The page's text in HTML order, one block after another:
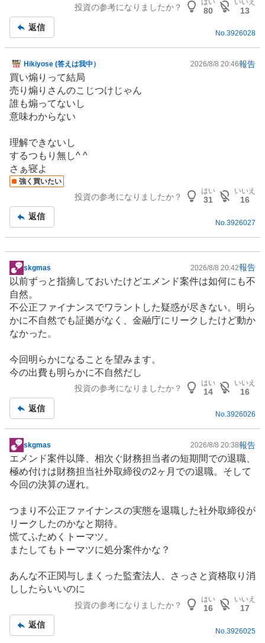
投資の参考になりましたか？ 80
13
返信
No.3926028
掲
示
板
記
事
Hikiyose (答えは我中） 2026/8/8 20:46報告
買い煽りって結局
売り煽りさんのこじつけじゃん
誰も煽ってないし
意味わからない
理解できないし
するつもり無し^ ^
さぁ寝よ
強く買いたい
投資の参考になりましたか？
はい
31
いいえ
16
返信
No. 3926027
掲
示
板
記
事
skgmas 2026/8/8 20:42報告
以前ずっと指摘しておいたけどエメンド案件は如何にも不
自然。
不公正ファイナンスでワラントした疑惑が尽きない。明ら
かに不自然でも証拠がなく、金融庁にリークしたけど動か
なかった。
今回明らかになることを望みます。
今の出費も明らかに不自然だし
投資の参考になりましたか？
はい
14
いいえ
16
返信
No.3926026
掲
示
板
記
skgmas 2026/8/8 20:38報告
エメンド案件以降、相次ぐ財務担当者の短期間での退職、
極め付けは財務担当社外取締役の2ヶ月での退職。そして
今回の決算の遅れ。
つまり不公正ファイナンスの実態を退職した社外取締役が
リークしたのかなと期待。
慌てふためくトーマツ。
またしてもトーマツに処分案件かな？
あんな不正関与しまくった監査法人、さっさと資格取り消
ししたらいいのに
投資の参考になりましたか？
はい
16
いいえ
17
返信
No. 3926025